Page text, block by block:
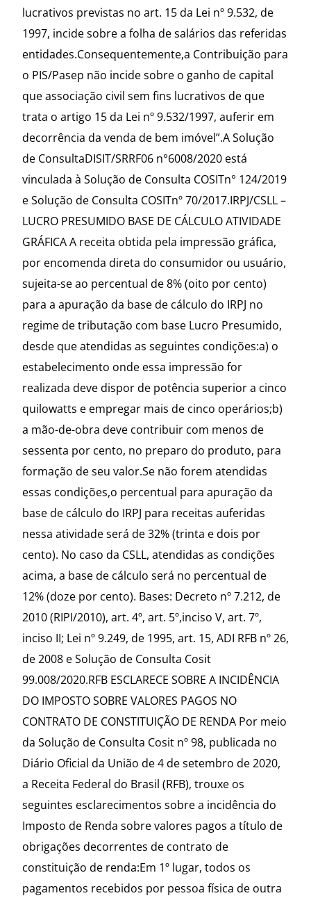
lucrativos previstas no art. 15 da Lei nº 9.532, de
1997, incide sobre a folha de salários das referidas
entidades.Consequentemente,a Contribuição para
o PIS/Pasep não incide sobre o ganho de capital
que associação civil sem fins lucrativos de que
trata o artigo 15 da Lei nº 9.532/1997, auferir em
decorrência da venda de bem imóvel”.A Solução
de ConsultaDISIT/SRRF06 n°6008/2020 está
vinculada à Solução de Consulta COSITn° 124/2019
e Solução de Consulta COSITnº 70/2017.IRPJ/CSLL –
LUCRO PRESUMIDO BASE DE CÁLCULO ATIVIDADE
GRÁFICA A receita obtida pela impressão gráfica,
por encomenda direta do consumidor ou usuário,
sujeita-se ao percentual de 8% (oito por cento)
para a apuração da base de cálculo do IRPJ no
regime de tributação com base Lucro Presumido,
desde que atendidas as seguintes condições:a) o
estabelecimento onde essa impressão for
realizada deve dispor de potência superior a cinco
quilowatts e empregar mais de cinco operários;b)
a mão-de-obra deve contribuir com menos de
sessenta por cento, no preparo do produto, para
formação de seu valor.Se não forem atendidas
essas condições,o percentual para apuração da
base de cálculo do IRPJ para receitas auferidas
nessa atividade será de 32% (trinta e dois por
cento). No caso da CSLL, atendidas as condições
acima, a base de cálculo será no percentual de
12% (doze por cento). Bases: Decreto nº 7.212, de
2010 (RIPI/2010), art. 4º, art. 5º,inciso V, art. 7º,
inciso II; Lei nº 9.249, de 1995, art. 15, ADI RFB nº 26,
de 2008 e Solução de Consulta Cosit
99.008/2020.RFB ESCLARECE SOBRE A INCIDÊNCIA
DO IMPOSTO SOBRE VALORES PAGOS NO
CONTRATO DE CONSTITUIÇÃO DE RENDA Por meio
da Solução de Consulta Cosit nº 98, publicada no
Diário Oficial da União de 4 de setembro de 2020,
a Receita Federal do Brasil (RFB), trouxe os
seguintes esclarecimentos sobre a incidência do
Imposto de Renda sobre valores pagos a título de
obrigações decorrentes de contrato de
constituição de renda:Em 1º lugar, todos os
pagamentos recebidos por pessoa física de outra